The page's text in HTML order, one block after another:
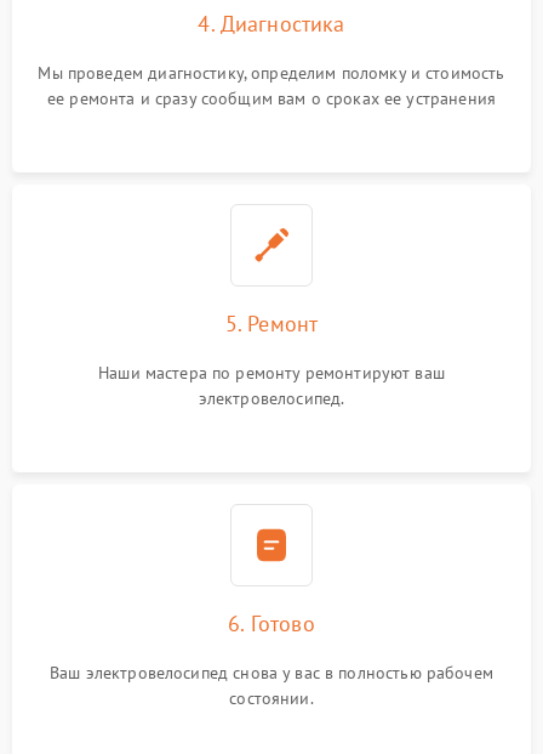
4. Диагностика
Мы проведем диагностику, определим поломку и стоимость
ее ремонта и сразу сообщим вам о сроках ее устранения
5. Ремонт
Наши мастера по ремонту ремонтируют ваш
электровелосипед.
6. Готово
Ваш электровелосипед снова у вас в полностью рабочем
состоянии.